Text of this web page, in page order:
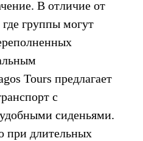
В отличие от
группы могут
Tours предлагает
с
сиденьями.
при длительных